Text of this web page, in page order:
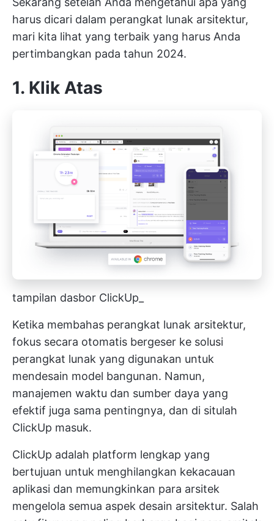
harus dicari dalam perangkat lunak arsitektur,
mari kita lihat yang terbaik yang harus Anda
pertimbangkan pada tahun 2024.
1. Klik Atas
tampilan dasbor ClickUp_
Ketika membahas perangkat lunak arsitektur,
fokus secara otomatis bergeser ke solusi
perangkat lunak yang digunakan untuk
mendesain model bangunan. Namun,
manajemen waktu dan sumber daya yang
efektif juga sama pentingnya, dan di situlah
ClickUp masuk.
ClickUp adalah platform lengkap yang
bertujuan untuk menghilangkan kekacauan
aplikasi dan memungkinkan para arsitek
mengelola semua aspek desain arsitektur. Salah